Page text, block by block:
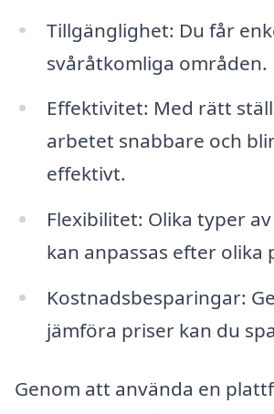
Tillgänglighet: Du får
svåråtkomliga områden.
Effektivitet: Med rätt
arbetet snabbare och
effektivt.
Flexibilitet: Olika typer
kan anpassas efter olika
Kostnadsbesparingar:
jämföra priser kan du
Genom att använda en